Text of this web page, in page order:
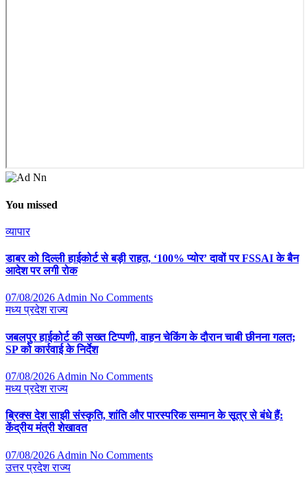
You missed
व्यापार
डाबर को दिल्ली हाईकोर्ट से बड़ी राहत, ‘100% प्योर’ दावों पर FSSAI के बैन
आदेश पर लगी रोक
07/08/2026Admin No Comments
मध्य प्रदेशराज्य
जबलपुर हाईकोर्ट की सख्त टिप्पणी, वाहन चेकिंग के दौरान चाबी छीनना गलत;
SP को कार्रवाई के निर्देश
07/08/2026 Admin No Comments
मध्य प्रदेशराज्य
ब्रिक्स देश साझी संस्कृति, शांति और पारस्परिक सम्मान के सूत्र से बंधे हैं:
केंद्रीय मंत्री शेखावत
07/08/2026 Admin No Comments
उत्तर प्रदेशराज्य